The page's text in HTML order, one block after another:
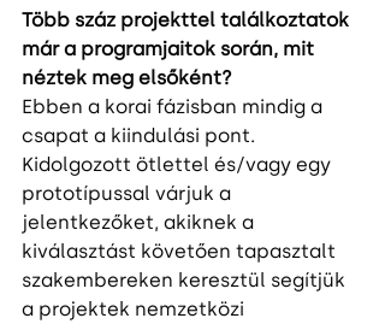
Több száz projekttel találkoztatok
már a programjaitok során, mit
néztek meg elsőként?
Ebben a korai fázisban mindig a
csapat a kiindulási pont.
Kidolgozott ötlettel és/vagy egy
prototípussal várjuk a
jelentkezőket, akiknek a
kiválasztást követően tapasztalt
szakembereken keresztül segítjük
a projektek nemzetközi